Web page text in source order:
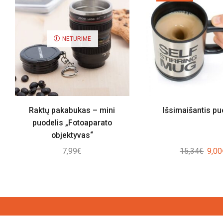
NETURIME
Raktų pakabukas – mini
puodelis „Fotoaparato
objektyvas“
7,99€
Išsimaišantis
15,34€ 9,00